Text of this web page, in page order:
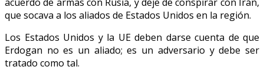
que socava a los aliados de Estados Unidos en la región.
Los Estados Unidos y la UE deben darse cuenta de que
Erdogan no es un aliado; es un adversario y debe ser
tratado como tal.